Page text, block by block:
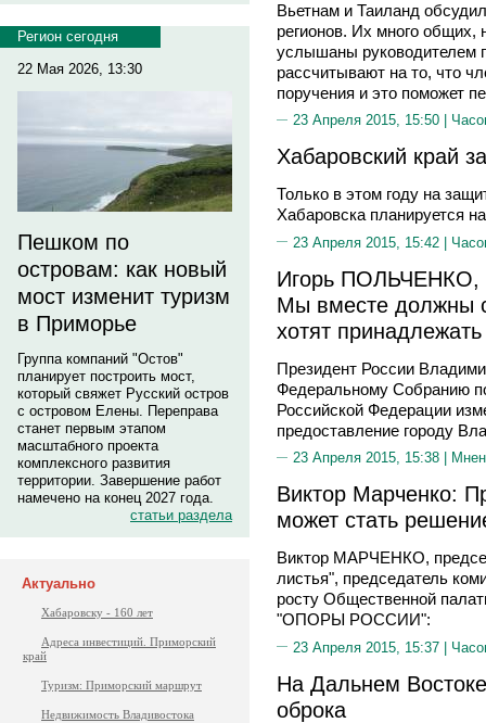
Регион сегодня
22 Мая 2026, 13:30
Пешком по
островам: как новый
мост изменит туризм
в Приморье
Группа компаний "Остов"
планирует построить мост,
который свяжет Русский остров
с островом Елены. Переправа
станет первым этапом
масштабного проекта
комплексного развития
территории. Завершение работ
намечено на конец 2027 года.
статьи раздела
Актуально
Хабаровску - 160 лет
Адреса инвестиций. Приморский
край
Туризм: Приморский маршрут
Недвижимость Владивостока
Вьетнам и Таиланд
регионов. Их много общих,
услышаны руководителем
рассчитывают на то, что
поручения и это поможет
23 Апреля 2015, 15:50 |
Хабаровский край
Только в этом году на
Хабаровска планируется
23 Апреля 2015, 15:42 |
Игорь ПОЛЬЧЕНКО,
Мы вместе должны
хотят принадлежать
Президент России
Федеральному Собранию
Российской Федерации
предоставление городу
23 Апреля 2015, 15:38 |
Виктор Марченко:
может стать
Виктор МАРЧЕНКО,
листья", председатель
росту Общественной
"ОПОРЫ РОССИИ":
23 Апреля 2015, 15:37 |
На Дальнем
оброка